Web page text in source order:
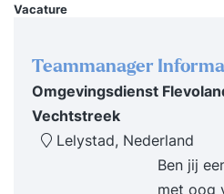
verhaal slim integreren je
Je krijgt feedback van de
ervaren we het, welke
is goed, wat kan beter? We
lichaamstaal, stemgebruik,
verhaal stappen,
Maar bovenal hoe ben je
Vacature
Teammanager
Omgevingsdienst
Vechtstreek
Lelystad, Nederland
Ben jij
met oog